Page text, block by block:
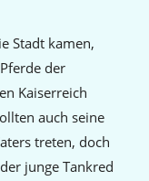
Stadt kamen,
der
Kaiserreich
auch seine
treten, doch
junge Tankred